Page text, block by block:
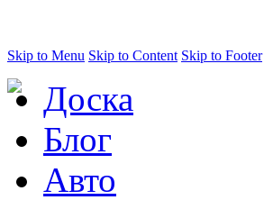
Skip to Menu Skip to Content Skip to Footer
Доска
Блог
Авто